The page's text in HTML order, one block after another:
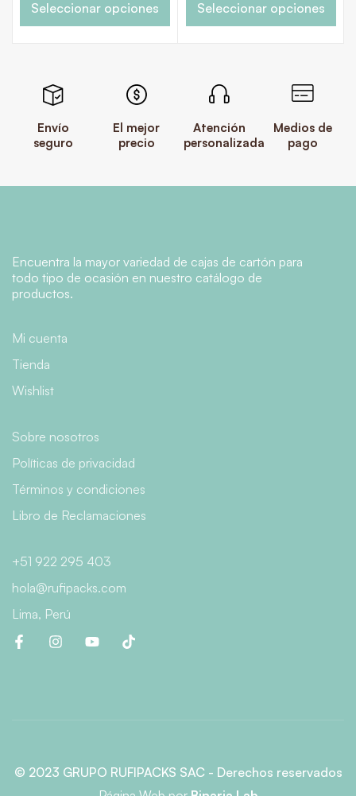
Seleccionar opciones Seleccionar opciones
Envío
seguro
El mejor
precio
Atención
personalizada
Medios de
pago
Encuentra la mayor variedad de cajas de cartón para
todo tipo de ocasión en nuestro catálogo de
productos.
Mi cuenta
Tienda
Wishlist
Sobre nosotros
Políticas de privacidad
Términos y condiciones
Libro de Reclamaciones
+51 922 295 403
hola@rufipacks.com
Lima, Perú
© 2023 GRUPO RUFIPACKS SAC - Derechos reservados